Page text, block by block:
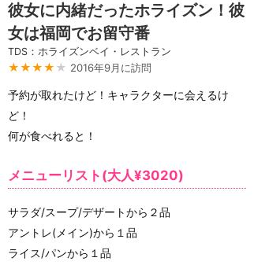
彼女に内緒だったホライズン！彼
女は福岡でお留守番
TDS：ホライズンベイ・レストラン
★★★★ ★ 2016年9月に訪問
予約が取れたけど！キャラクターに会えるけ
ど！
何が食べれると！
メニューリスト(大人¥3020)
サラダ/スープ/デザートから２品
アントレ(メイン)から１品
ライス/パンから１品